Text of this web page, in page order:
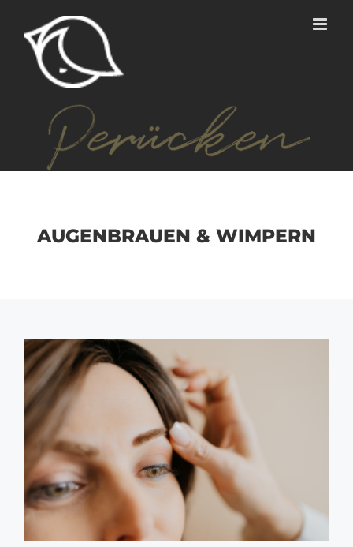
springen
AUGENBRAUEN & WIMPERN